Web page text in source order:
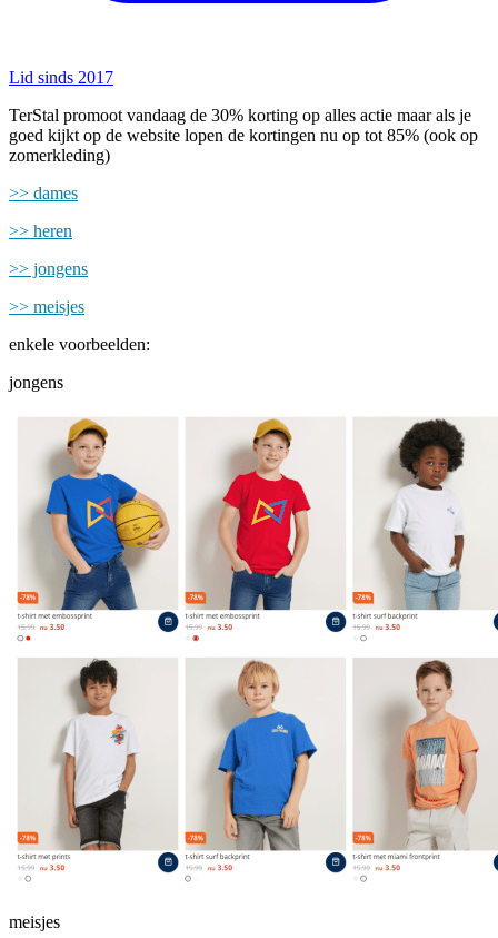
Lid sinds 2017
TerStal promoot vandaag de 30% korting op alles actie maar als je
goed kijkt op de website lopen de kortingen nu op tot 85% (ook op
zomerkleding)
>> dames
>> heren
>> jongens
>> meisjes
enkele voorbeelden:
jongens
meisjes